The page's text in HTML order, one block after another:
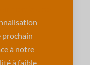
prochain
à notre
à faible